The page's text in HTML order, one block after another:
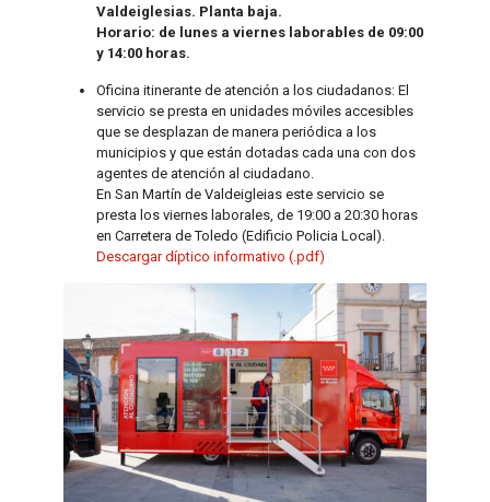
Valdeiglesias. Planta baja.
Horario: de lunes a viernes laborables de 09:00
y 14:00 horas.
Oficina itinerante de atención a los ciudadanos: El
servicio se presta en unidades móviles accesibles
que se desplazan de manera periódica a los
municipios y que están dotadas cada una con dos
agentes de atención al ciudadano.
En San Martín de Valdeigleias este servicio se
presta los viernes laborales, de 19:00 a 20:30 horas
en Carretera de Toledo (Edificio Policia Local).
Descargar díptico informativo (.pdf)